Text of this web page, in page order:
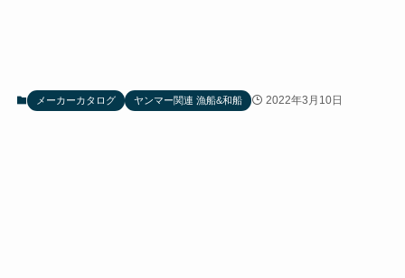
メーカーカタログ ヤンマー関連 漁船&和船 2022年3月10日